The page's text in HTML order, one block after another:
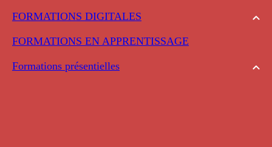
FORMATIONS DIGITALES
FORMATIONS EN APPRENTISSAGE
Formations présentielles